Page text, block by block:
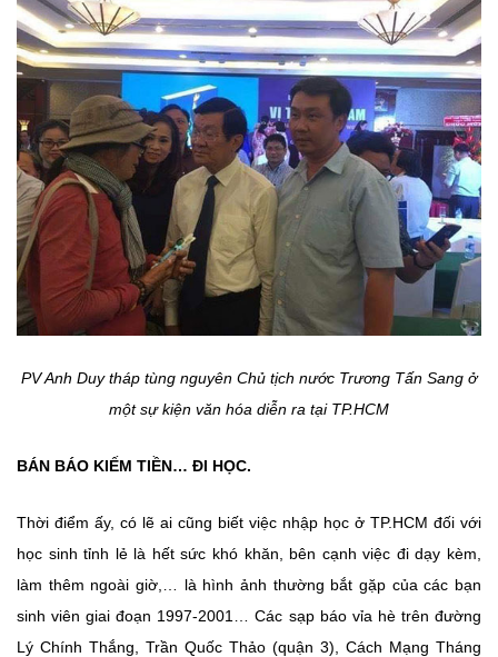
PV Anh Duy tháp tùng nguyên Chủ tịch nước Trương Tấn Sang ở
một sự kiện văn hóa diễn ra tại TP.HCM
BÁN BÁO KIẾM TIỀN… ĐI HỌC.
Thời điểm ấy, có lẽ ai cũng biết việc nhập học ở TP.HCM đối với
học sinh tỉnh lẻ là hết sức khó khăn, bên cạnh việc đi dạy kèm,
làm thêm ngoài giờ,… là hình ảnh thường bắt gặp của các bạn
sinh viên giai đoạn 1997-2001… Các sạp báo vỉa hè trên đường
Lý Chính Thắng, Trần Quốc Thảo (quận 3), Cách Mạng Tháng